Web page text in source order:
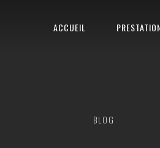
ACCUEIL
BLOG